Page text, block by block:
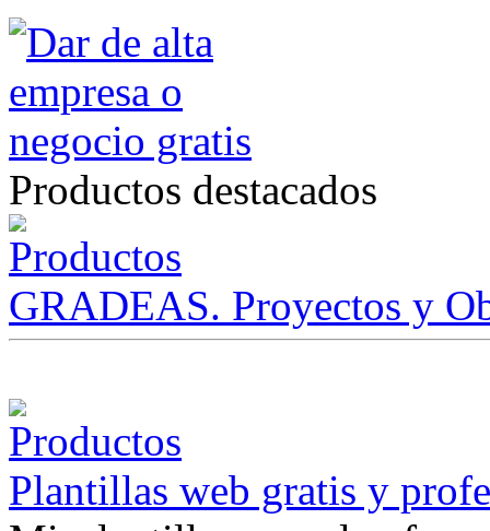
Productos destacados
GRADEAS. Proyectos y
Plantillas web gratis y